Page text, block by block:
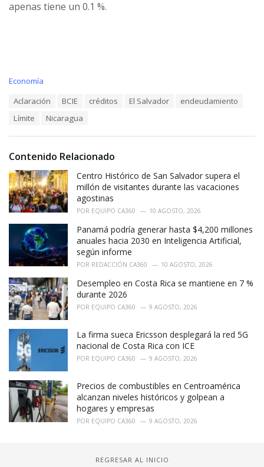
apenas tiene un 0.1 %.
C
i
s
:
Economía
Aclaración BCIE créditos El Salvador
endeudamiento
Límite
Nicaragua
Contenido Relacionado
Centro Histórico de San Salvador supera el
millón de visitantes durante las vacaciones
agostinas
POR EQUIPO CA360 10 AGOSTO, 2026
Panamá podría generar hasta $4,200 millones
anuales hacia 2030 en Inteligencia Artificial,
según informe
POR REDACCIÓN CA360 10 AGOSTO, 2026
Desempleo en Costa Rica se mantiene en 7 %
durante 2026
POR EQUIPO CA360 9 AGOSTO, 2026
La firma sueca Ericsson desplegará la red 5G
nacional de Costa Rica con ICE
POR EQUIPO CA360 9 AGOSTO, 2026
Precios de combustibles en Centroamérica
alcanzan niveles históricos y golpean a
hogares y empresas
POR EQUIPO CA360 9 AGOSTO, 2026
REGRESAR AL INICIO